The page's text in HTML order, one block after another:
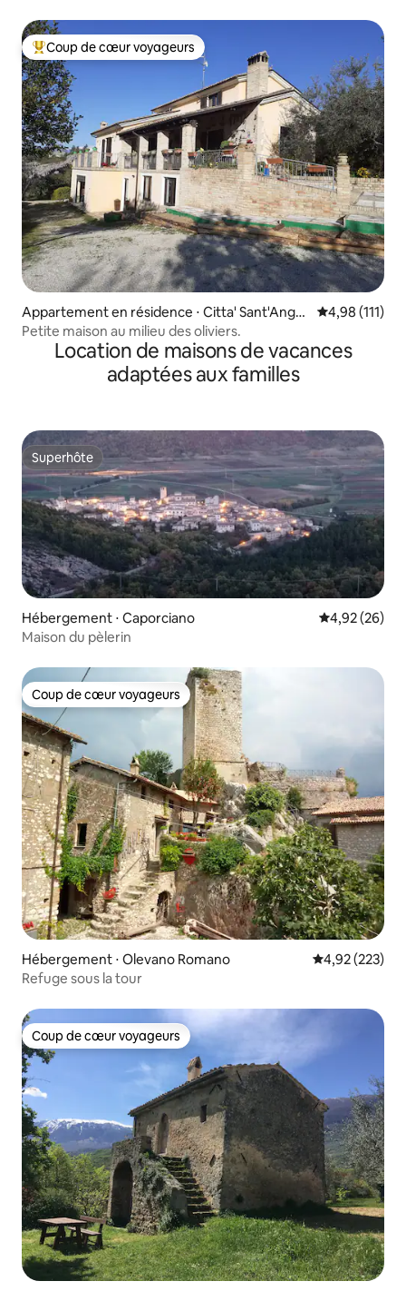
Coups de cœur voyageurs les plus appréciés
Coup de cœur voyageurs
Appartement en résidence ⋅ Citta' Sant'Angel
o
Évaluation
4,98 (111)
Petite maison au milieu des oliviers.
Location de maisons de vacances
adaptées aux familles
Superhôte
Superhôte
Hébergement ⋅ Caporciano Évaluation
4,92 (26)
Maison du pèlerin
Coup de cœur voyageurs
Coup de cœur voyageurs
Hébergement ⋅ Olevano Romano Évaluation
4,92 (223)
Refuge sous la tour
Coup de cœur voyageurs
Coup de cœur voyageurs